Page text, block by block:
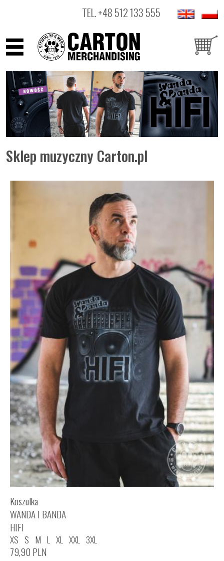
TEL.+48 512 133 555
ARTYŚCI
PRODUKTY
OUTLET
Sklep muzyczny Carton.pl
Koszulka
WANDA I BANDA
HIFI
XS S M L XL XXL 3XL
79,90 PLN